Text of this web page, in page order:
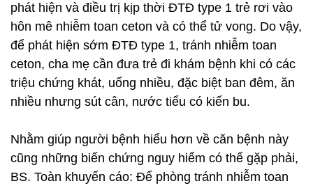
phát hiện và điều trị kịp thời ĐTĐ type 1 trẻ rơi vào
hôn mê nhiễm toan ceton và có thể tử vong. Do vậy,
để phát hiện sớm ĐTĐ type 1, tránh nhiễm toan
ceton, cha mẹ cần đưa trẻ đi khám bệnh khi có các
triệu chứng khát, uống nhiều, đặc biệt ban đêm, ăn
nhiều nhưng sút cân, nước tiểu có kiến bu.
Nhằm giúp người bệnh hiểu hơn về căn bệnh này
cũng những biến chứng nguy hiểm có thể gặp phải,
BS. Toàn khuyến cáo: Để phòng tránh nhiễm toan